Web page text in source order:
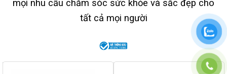
mọi nhu cầu chăm sóc sức khỏe và sắc đẹp cho
tất cả mọi người